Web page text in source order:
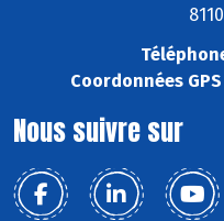
Coordonnées
Nous suivre sur